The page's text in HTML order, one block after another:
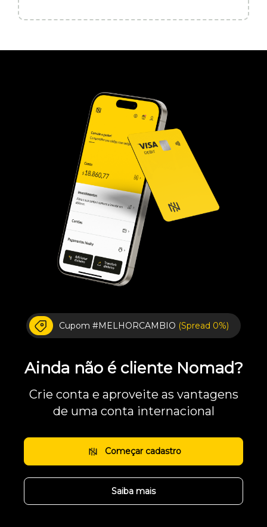
Cupom #MELHORCAMBIO (Spread 0%)
Ainda não é cliente Nomad?
Crie conta e aproveite as vantagens
de uma conta internacional
Começar cadastro
Saiba mais